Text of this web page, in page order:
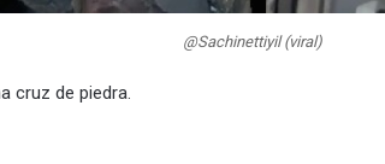
@Sachinettiyil (viral)
cruz de piedra.